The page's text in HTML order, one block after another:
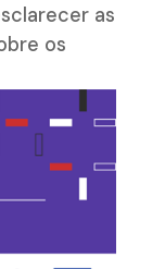
as
os